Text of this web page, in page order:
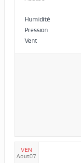
Humidité
Pression
Vent
VEN
Aout07